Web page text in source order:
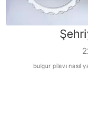
bulgur pilavı nasıl